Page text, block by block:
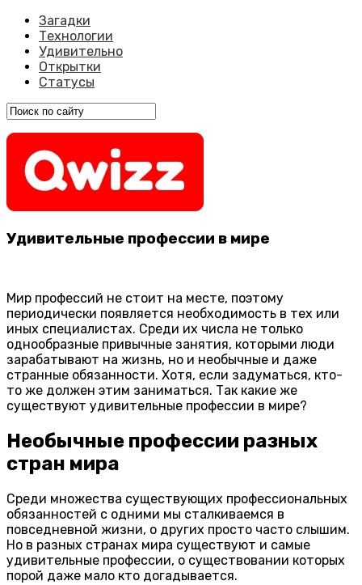
Загадки
Технологии
Удивительно
Открытки
Статусы
Удивительные профессии в мире
Мир профессий не стоит на месте, поэтому
периодически появляется необходимость в тех или
иных специалистах. Среди их числа не только
однообразные привычные занятия, которыми люди
зарабатывают на жизнь, но и необычные и даже
странные обязанности. Хотя, если задуматься, кто-
то же должен этим заниматься. Так какие же
существуют удивительные профессии в мире?
Необычные профессии разных
стран мира
Среди множества существующих профессиональных
обязанностей с одними мы сталкиваемся в
повседневной жизни, о других просто часто слышим.
Но в разных странах мира существуют и самые
удивительные профессии, о существовании которых
порой даже мало кто догадывается.